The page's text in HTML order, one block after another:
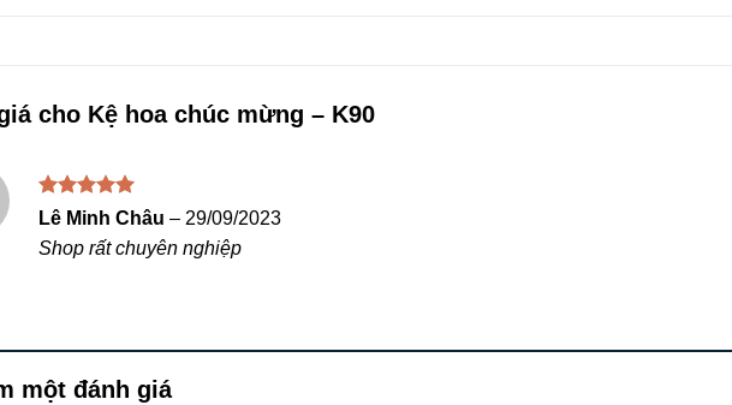
cho Kệ hoa chúc mừng – K90
Được xếp
sao
Lê Minh Châu – 29/09/2023
Shop rất chuyên nghiệp
một đánh giá